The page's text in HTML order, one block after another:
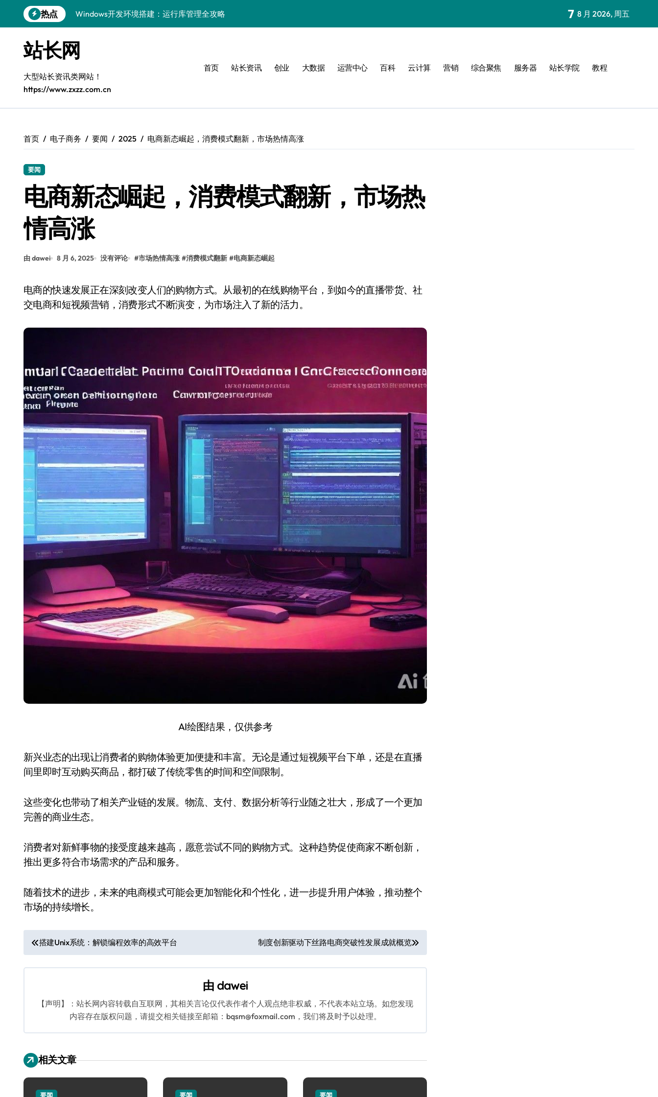
到
热点
Windows开发环境搭建：运行库管理全攻略
鸿蒙云架构下弹性计算优化探索
计算机视觉索引漏洞深度剖析与修复
弹性计算重塑云架构：降本增效实战指南
驭5G之速，铸iOS移动互联新标杆
快速定位漏洞，优化索引效率
弹性架构赋能精准计算，重塑云端体验
7 8 月 2026, 周五
站长网
大型站长资讯类网站！
https://www.zxzz.com.cn
首页 站长资讯 创业 大数据 运营中心 百科 云计算 营销 综合聚焦 服务器 站长学院 教程
首页 电子商务 要闻 2025 电商新态崛起，消费模式翻新，市场热情高涨
要闻
电商新态崛起，消费模式翻新，市场热
情高涨
由 dawei 8 月 6, 2025 没有评论 #市场热情高涨 #消费模式翻新 #电商新态崛起
电商的快速发展正在深刻改变人们的购物方式。从最初的在线购物平台，到如今的直播带货、社
交电商和短视频营销，消费形式不断演变，为市场注入了新的活力。
AI绘图结果，仅供参考
新兴业态的出现让消费者的购物体验更加便捷和丰富。无论是通过短视频平台下单，还是在直播
间里即时互动购买商品，都打破了传统零售的时间和空间限制。
这些变化也带动了相关产业链的发展。物流、支付、数据分析等行业随之壮大，形成了一个更加
完善的商业生态。
消费者对新鲜事物的接受度越来越高，愿意尝试不同的购物方式。这种趋势促使商家不断创新，
推出更多符合市场需求的产品和服务。
随着技术的进步，未来的电商模式可能会更加智能化和个性化，进一步提升用户体验，推动整个
市场的持续增长。
文
章
搭建Unix系统：解锁编程效率的高效平台 制度创新驱动下丝路电商突破性发展成就概览
由 dawei
【声明】：站长网内容转载自互联网，其相关言论仅代表作者个人观点绝非权威，不代表本站立场。如您发现
内容存在版权问题，请提交相关链接至邮箱：bqsm@foxmail.com，我们将及时予以处理。
相关文章
要闻 要闻 要闻